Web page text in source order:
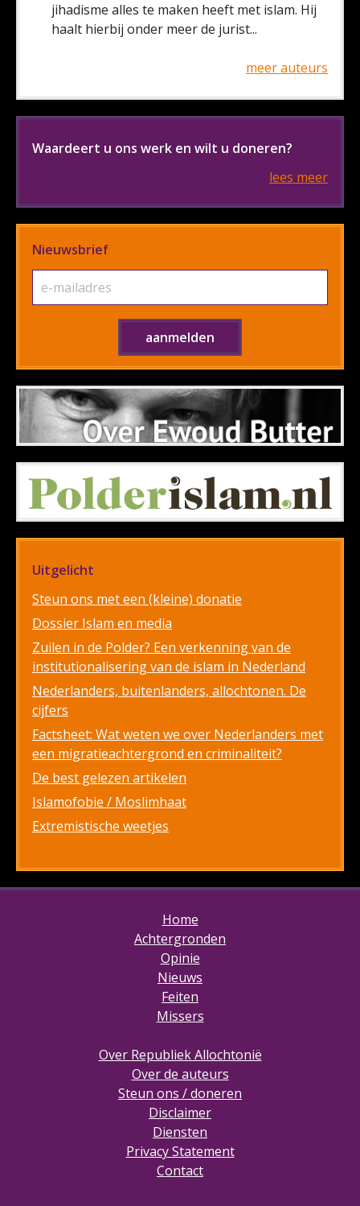
jihadisme alles te maken heeft met islam. Hij
haalt hierbij onder meer de jurist...
meer auteurs
Waardeert u ons werk en wilt u doneren?
lees meer
Nieuwsbrief
Uitgelicht
Steun ons met een (kleine) donatie
Dossier Islam en media
Zuilen in de Polder? Een verkenning van de
institutionalisering van de islam in Nederland
Nederlanders, buitenlanders, allochtonen. De
cijfers
Factsheet: Wat weten we over Nederlanders met
een migratieachtergrond en criminaliteit?
De best gelezen artikelen
Islamofobie / Moslimhaat
Extremistische weetjes
Home
Achtergronden
Opinie
Nieuws
Feiten
Missers
Over Republiek Allochtonië
Over de auteurs
Steun ons / doneren
Disclaimer
Diensten
Privacy Statement
Contact